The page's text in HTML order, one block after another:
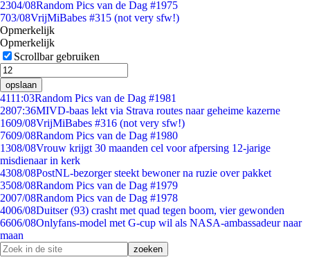
2304/08Random Pics van de Dag #1975
703/08VrijMiBabes #315 (not very sfw!)
Opmerkelijk
Opmerkelijk
Scrollbar gebruiken
opslaan
4111:03Random Pics van de Dag #1981
2807:36MIVD-baas lekt via Strava routes naar geheime kazerne
1609/08VrijMiBabes #316 (not very sfw!)
7609/08Random Pics van de Dag #1980
1308/08Vrouw krijgt 30 maanden cel voor afpersing 12-jarige
misdienaar in kerk
4308/08PostNL-bezorger steekt bewoner na ruzie over pakket
3508/08Random Pics van de Dag #1979
2007/08Random Pics van de Dag #1978
4006/08Duitser (93) crasht met quad tegen boom, vier gewonden
6606/08Onlyfans-model met G-cup wil als NASA-ambassadeur naar
maan